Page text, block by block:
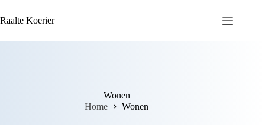
naar
de
Raalte Koerier
Wonen
Home
Wonen